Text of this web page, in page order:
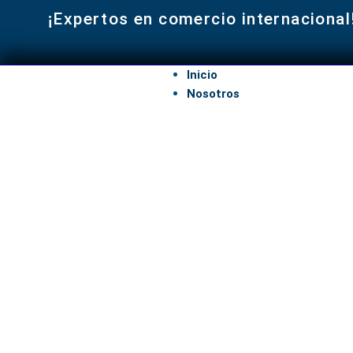
¡Expertos en comercio
Inicio
Nosotros